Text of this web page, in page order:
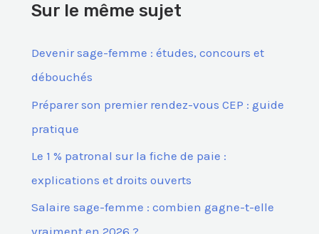
h
Sur le même sujet
Devenir sage-femme : études, concours et
débouchés
Préparer son premier rendez-vous CEP : guide
pratique
Le 1 % patronal sur la fiche de paie :
explications et droits ouverts
Salaire sage-femme : combien gagne-t-elle